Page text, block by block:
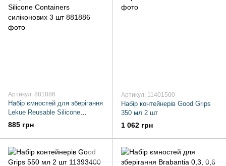
Артикул: 881886
Набір ємностей для зберігання
Lekue Reusable Silicone
Containers силіконових 3 шт
885 грн
Артикул: 11401500
Набір контейнерів Good Grips
350 мл 2 шт
1 062 грн